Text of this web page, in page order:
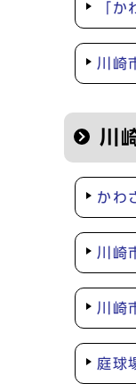
「
川崎
川
かわ
川崎
川崎
庭球